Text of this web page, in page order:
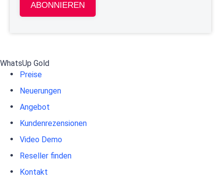
ABONNIEREN
WhatsUp Gold
Preise
Neuerungen
Angebot
Kundenrezensionen
Video Demo
Reseller finden
Kontakt